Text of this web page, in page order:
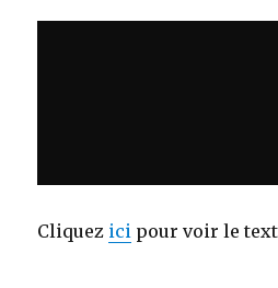
Cliquez ici pour voir le